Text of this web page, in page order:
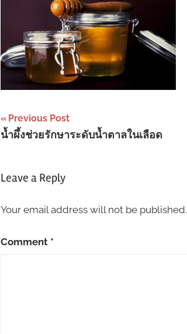
Post
navigation
Previous Post
น้ำผึ้งช่วยรักษาระดับน้ำตาลในเลือด
Leave a Reply
Your email address will not be published.
Comment *